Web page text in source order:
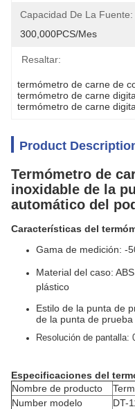
Capacidad De La Fuente:
300,000PCS/mes
Resaltar:
termómetro de carne de
termómetro de carne
termómetro de carne
Product
Termómetro de
inoxidable de la
automático del
Características del
Gama de medición: -
Material del caso:
plástico
Estilo de la punta de
de la punta de prueba
Resolución de pantalla:
Especificaciones del
Nombre de producto
Number modelo
DT-